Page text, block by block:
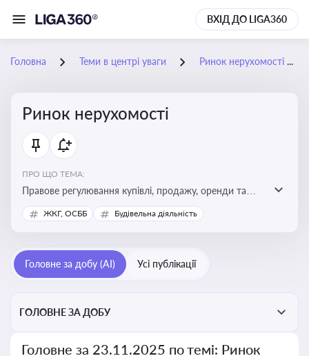
ВХІД ДО LIGA360
Головна Теми в центрі уваги Ринок нерухомості
Ринок нерухомості
ПРО ЩО ТЕМА:
Правове регулювання купівлі, продажу, оренди та
управління нерухомістю, що є ключовим для бізнесу,
інвесторів, забудовників і власників об’єктів майна
ЖКГ, ОСББ Будівельна діяльність
Головне за добу (AI) Усі публікації
ГОЛОВНЕ ЗА ДОБУ
Головне за 23.11.2025 по темі: Ринок